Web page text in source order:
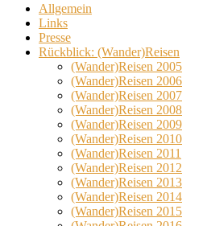
Allgemein
Links
Presse
Rückblick: (Wander)Reisen
(Wander)Reisen 2005
(Wander)Reisen 2006
(Wander)Reisen 2007
(Wander)Reisen 2008
(Wander)Reisen 2009
(Wander)Reisen 2010
(Wander)Reisen 2011
(Wander)Reisen 2012
(Wander)Reisen 2013
(Wander)Reisen 2014
(Wander)Reisen 2015